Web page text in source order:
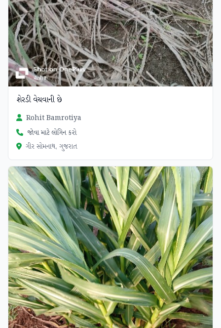
શેરડી વેચવાની છે
Rohit Bamrotiya
જોવા માટે લોગિન કરો
ગીર સોમનાથ, ગુજરાત